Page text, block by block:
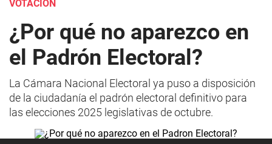
VOTACIÓN
¿Por qué no aparezco en
el Padrón Electoral?
La Cámara Nacional Electoral ya puso a disposición
de la ciudadanía el padrón electoral definitivo para
las elecciones 2025 legislativas de octubre.